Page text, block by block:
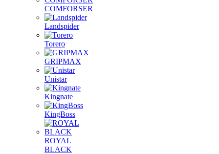
COMFORSER
Landspider
Torero
GRIPMAX
Unistar
Kingnate
KingBoss
ROYAL
BLACK